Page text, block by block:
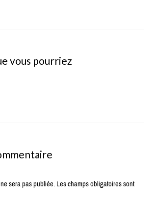
vous pourriez
sera pas publiée.Les champs obligatoires sont